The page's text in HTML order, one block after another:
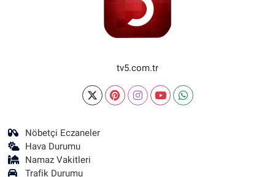
tv5.com.tr
Nöbetçi Eczaneler
Hava Durumu
Namaz Vakitleri
Trafik Durumu